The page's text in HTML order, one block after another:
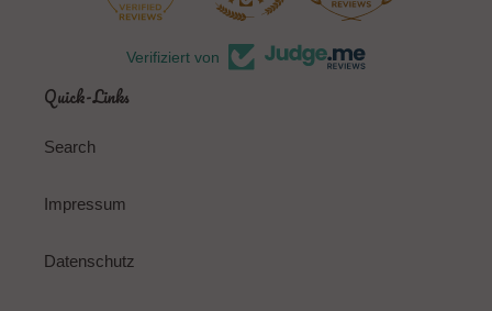
Verifiziert von
Quick-Links
Search
Impressum
Datenschutz